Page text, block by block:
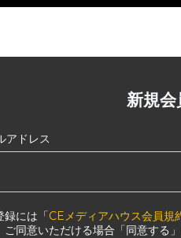
新規
アドレス
録には「CEメディアハウス会員規
ご同意いただける場合「同意する